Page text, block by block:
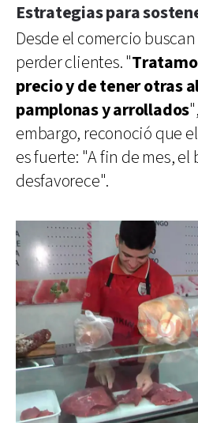
Estrategias para
Desde el comercio
perder clientes. "
precio y de tener otras
pamplonas y arrollados
embargo, reconoció que
es fuerte: "A fin de mes,
desfavorece".